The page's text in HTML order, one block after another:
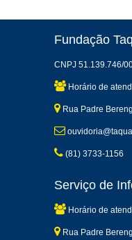
Fundação
CNPJ 51.139.746/
Horário de
Rua Padre
(81) 3733-1156
Serviço de
Horário de
Rua Padre